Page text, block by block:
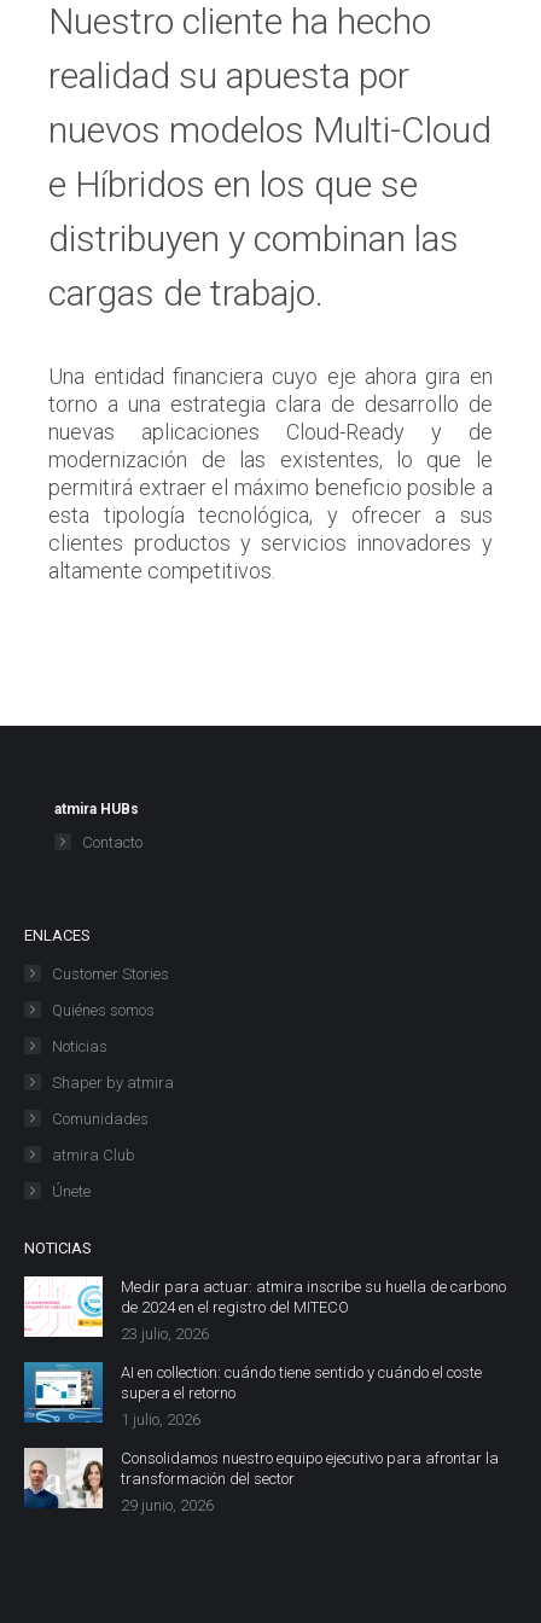
Nuestro cliente ha hecho
realidad su apuesta por
nuevos modelos Multi-Cloud
e Híbridos en los que se
distribuyen y combinan las
cargas de trabajo.
Una entidad financiera cuyo eje ahora gira en
torno a una estrategia clara de desarrollo de
nuevas aplicaciones Cloud-Ready y de
modernización de las existentes, lo que le
permitirá extraer el máximo beneficio posible a
esta tipología tecnológica, y ofrecer a sus
clientes productos y servicios innovadores y
altamente competitivos.
atmira HUBs
Contacto
ENLACES
Customer Stories
Quiénes somos
Noticias
Shaper by atmira
Comunidades
atmira Club
Únete
NOTICIAS
Medir para actuar: atmira inscribe su huella de carbono
de 2024 en el registro del MITECO
23 julio, 2026
AI en collection: cuándo tiene sentido y cuándo el coste
supera el retorno
1 julio, 2026
Consolidamos nuestro equipo ejecutivo para afrontar la
transformación del sector
29 junio, 2026